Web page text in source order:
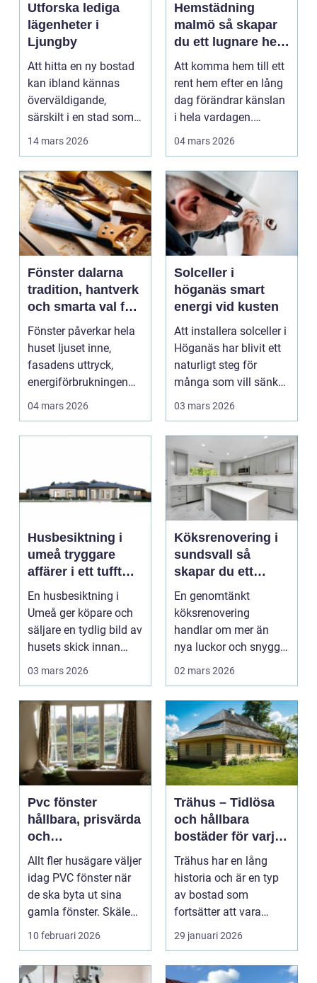
Utforska lediga
lägenheter i
Ljungby
Att hitta en ny bostad
kan ibland kännas
överväldigande,
särskilt i en stad som
...
14 mars 2026
Hemstädning
malmö så skapar
du ett lugnare hem
i vardagen
Att komma hem till ett
rent hem efter en lång
dag förändrar känslan
i hela vardagen.
Många som bor i...
04 mars 2026
Fönster dalarna
tradition, hantverk
och smarta val för
huset
Fönster påverkar hela
huset ljuset inne,
fasadens uttryck,
energiförbrukningen
och hur skönt du har...
04 mars 2026
Solceller i
höganäs smart
energi vid kusten
Att installera solceller i
Höganäs har blivit ett
naturligt steg för
många som vill sänka
sina elkos...
03 mars 2026
Husbesiktning i
umeå tryggare
affärer i ett tufft
klimat
En husbesiktning i
Umeå ger köpare och
säljare en tydlig bild av
husets skick innan
affären genomför...
03 mars 2026
Köksrenovering i
sundsvall så
skapar du ett
hållbart kök som
fungerar i
vardagen
En genomtänkt
köksrenovering
handlar om mer än
nya luckor och snygga
bänkskivor. Köket ska
02 mars 2026
Pvc fönster
hållbara, prisvärda
och
energieffektiva
Allt fler husägare väljer
idag PVC fönster när
de ska byta ut sina
gamla fönster. Skälen
är ofta en ...
10 februari 2026
Trähus – Tidlösa
och hållbara
bostäder för varje
stil
Trähus har en lång
historia och är en typ
av bostad som
fortsätter att vara
pop...
29 januari 2026